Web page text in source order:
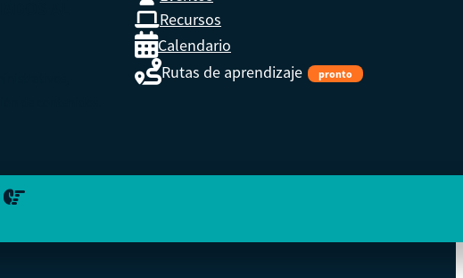
Recursos
Calendario
Rutas de aprendizaje
pronto